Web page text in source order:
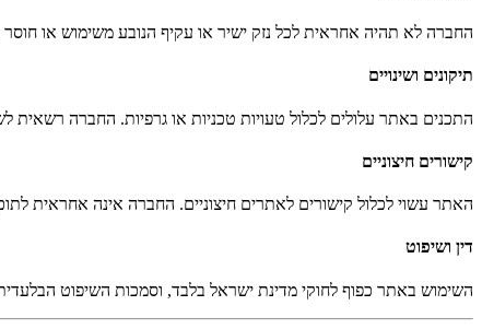
החברה לא תהיה אחראית לכל נזק ישיר או עקיף הנובע משימוש או
תיקונים ושינויים
התכנים באתר עלולים לכלול טעויות טכניות או גרפיות. החברה
קישורים חיצוניים
האתר עשוי לכלול קישורים לאתרים חיצוניים. החברה אינה אחראית
דין ושיפוט
השימוש באתר כפוף לחוקי מדינת ישראל בלבד, וסמכות השיפוט